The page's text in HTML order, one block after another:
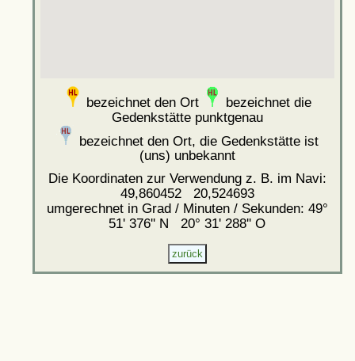
bezeichnet den Ort
bezeichnet die
Gedenkstätte punktgenau
bezeichnet den Ort, die Gedenkstätte ist
(uns) unbekannt
Die Koordinaten zur Verwendung z. B. im Navi:
49,860452 20,524693
umgerechnet in Grad / Minuten / Sekunden: 49°
51' 376'' N 20° 31' 288'' O